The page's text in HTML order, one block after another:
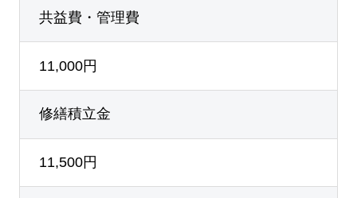
共益費・管理費
11,000円
修繕積立金
11,500円